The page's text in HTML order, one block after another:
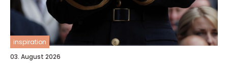
inspiration
03. August 2026